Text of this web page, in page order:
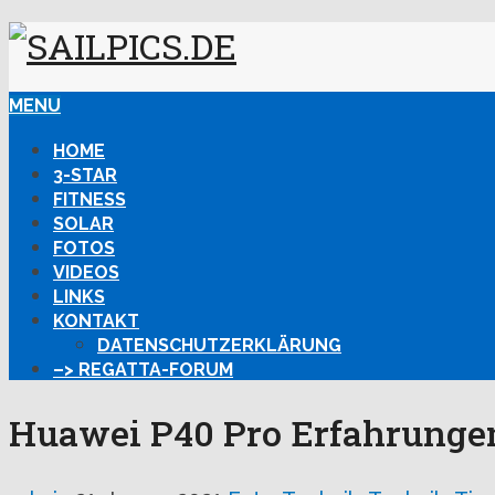
MENU
HOME
3-STAR
FITNESS
SOLAR
FOTOS
VIDEOS
LINKS
KONTAKT
DATENSCHUTZERKLÄRUNG
–> REGATTA-FORUM
Huawei P40 Pro